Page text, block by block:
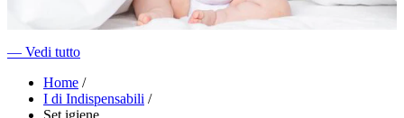
― Vedi tutto
Home /
I di Indispensabili /
Set igiene